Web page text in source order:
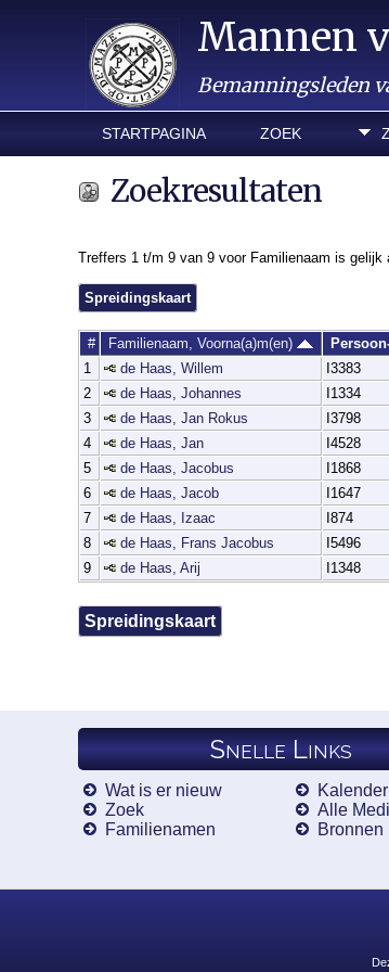
Mannen
Bemanningsleden
STARTPAGINA ZOEK
Zoekresultaten
Treffers 1 t/m 9 van 9 voor Familienaam is gelijk
Spreidingskaart
# Familienaam, Voorna(a)m(en)
1
de Haas, Willem I3383
2
de Haas, Johannes I1334
3
de Haas, Jan Rokus I3798
4
de Haas, Jan I4528
5
de Haas, Jacobus I1868
6
de Haas, Jacob I1647
7
de Haas, Izaac I874
8
de Haas, Frans Jacobus I5496
9
de Haas, Arij I1348
Spreidingskaart
Snelle Links
Wat is er nieuw
Zoek
Familienamen
Kalender
Alle
Bronnen